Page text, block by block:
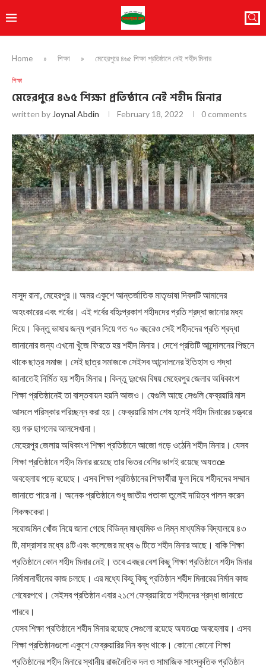
Home » শিক্ষা » মেহেরপুরে ৪৬৫ শিক্ষা প্রতিষ্ঠানে নেই শহীদ মিনার
শিক্ষা
মেহেরপুরে ৪৬৫ শিক্ষা প্রতিষ্ঠানে নেই শহীদ মিনার
written by Joynal Abdin February 18, 2022 0 comments
মাসুদ রানা, মেহেরপুর ॥ অমর একুশে আন্তর্জাতিক মাতৃভাষা দিবসটি আমাদের
অহংকারের এবং গর্বের। এই গর্বের বহিঃপ্রকাশ শহীদদের প্রতি শ্রদ্ধা জানোর মধ্য
দিয়ে। কিন্তু ভাষার জন্য প্রান দিয়ে গত ৭০ বছরেও সেই শহীদদের প্রতি শ্রদ্ধা
জানানোর জন্য এখনো খুঁজে ফিরতে হয় শহীদ মিনার। দেশে প্রতিটি আন্দোলনের পিছনে
থাকে ছাত্র সমাজ। সেই ছাত্র সমাজকে সেইসব আন্দোলনের ইতিহাস ও শদ্ধা
জানাতেই নির্মিত হয় শহীদ মিনার। কিন্তু দুঃখের বিষয় মেহেরপুর জেলার অধিকাংশ
শিক্ষা প্রতিষ্ঠানেই তা বাস্তবায়ন হয়নি আজও। যেগুলি আছে সেগুলি ফেব্রয়ারি মাস
আসলে পরিস্কার পরিচ্ছন্ন করা হয়। ফেব্রয়ারি মাস শেষ হলেই শহীদ মিনারের চত্ত্বরে
হয় গরু ছাগলের আলসেখানা।
মেহেরপুর জেলায় অধিকাংশ শিক্ষা প্রতিষ্ঠানে আজো গড়ে ওঠেনি শহীদ মিনার। যেসব
শিক্ষা প্রতিষ্ঠানে শহীদ মিনার রয়েছে তার ভিতর বেশির ভাগই রয়েছে অযতœ
অবহেলায় পড়ে রয়েছে। এসব শিক্ষা প্রতিষ্ঠানের শিক্ষার্থীরা ফুল দিয়ে শহীদদের সম্মান
জানাতে পারে না। অনেক প্রতিষ্ঠানে শুধু জাতীয় পতাকা তুলেই দায়িত্ব পালন করেন
শিকক্ষকেরা।
সরোজমিন খোঁজ নিয়ে জানা গেছে বিভিন্ন মাধ্যমিক ও নিম্ন মাধ্যমিক বিদ্যালয়ে ৪৩
টি, মাদ্রাসার মধ্যে ৪টি এবং কলেজের মধ্যে ৬ টিতে শহীদ মিনার আছে। বাকি শিক্ষা
প্রতিষ্ঠানে কোন শহীদ মিনার নেই। তবে এবছর বেশ কিছু শিক্ষা প্রতিষ্ঠানে শহীদ মিনার
নির্মামানাধীনের কাজ চলছে। এর মধ্যে কিছু কিছু প্রতিষ্ঠান শহীদ মিনারের নির্মান কাজ
শেষেরপথে। সেইসব প্রতিষ্ঠান এবার ২১শে ফেব্রয়ারিতে শহীদদের শ্রদ্ধা জানাতে
পারবে।
যেসব শিক্ষা প্রতিষ্ঠানে শহীদ মিনার রয়েছে সেগুলো রয়েছে অযতœ অবহেলায়। এসব
শিক্ষা প্রতিষ্ঠানগুলো একুশে ফেব্রুয়ারির দিন বন্ধ থাকে। কোনো কোনো শিক্ষা
প্রতিষ্ঠানের শহীদ মিনারে স্থানীয় রাজনৈতিক দল ও সামাজিক সাংস্কৃতিক প্রতিষ্ঠান